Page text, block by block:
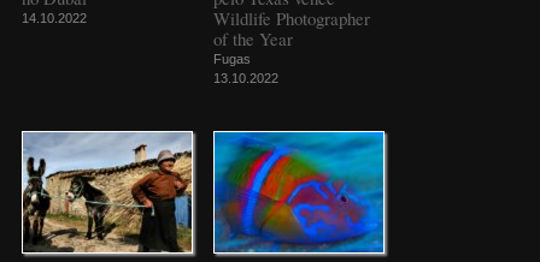
14.10.2022
Wildlife Photographer
of the Year
Fugas
13.10.2022